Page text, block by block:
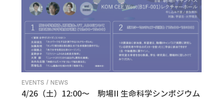
EVENTS / NEWS
4/26（土）12:00〜 駒場II 生命科学シンポジウム